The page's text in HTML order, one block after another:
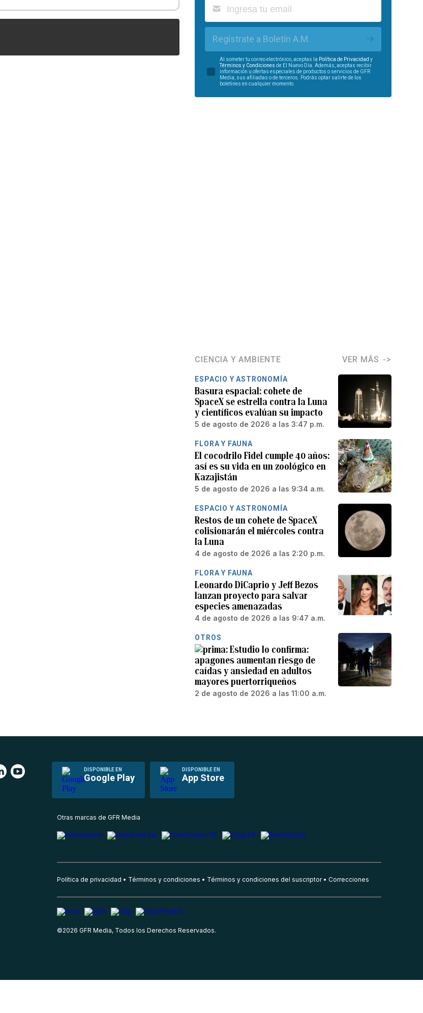
Regístrate a Boletín A.M.
Al someter tu correo electrónico, aceptas la Política de Privacidad y
Términos y Condiciones de El Nuevo Día. Además, aceptas recibir
información u ofertas especiales de productos o servicios de GFR
Media, sus afiliadas o de terceros. Podrás optar salirte de los
boletines en cualquier momento.
CIENCIA Y AMBIENTE VER MÁS
ESPACIO Y ASTRONOMÍA
Basura espacial: cohete de
SpaceX se estrella contra la Luna
y científicos evalúan su impacto
5 de agosto de 2026 a las 3:47 p.m.
FLORA Y FAUNA
El cocodrilo Fidel cumple 40 años:
así es su vida en un zoológico en
Kazajistán
5 de agosto de 2026 a las 9:34 a.m.
ESPACIO Y ASTRONOMÍA
Restos de un cohete de SpaceX
colisionarán el miércoles contra
la Luna
4 de agosto de 2026 a las 2:20 p.m.
FLORA Y FAUNA
Leonardo DiCaprio y Jeff Bezos
lanzan proyecto para salvar
especies amenazadas
4 de agosto de 2026 a las 9:47 a.m.
OTROS
Estudio lo confirma:
apagones aumentan riesgo de
caídas y ansiedad en adultos
mayores puertorriqueños
2 de agosto de 2026 a las 11:00 a.m.
DISPONIBLE EN
Google Play
DISPONIBLE EN
App Store
Otras marcas de GFR Media
Política de privacidad Términos y condiciones Términos y condiciones del suscriptor Correcciones
©2026 GFR Media, Todos los Derechos Reservados.